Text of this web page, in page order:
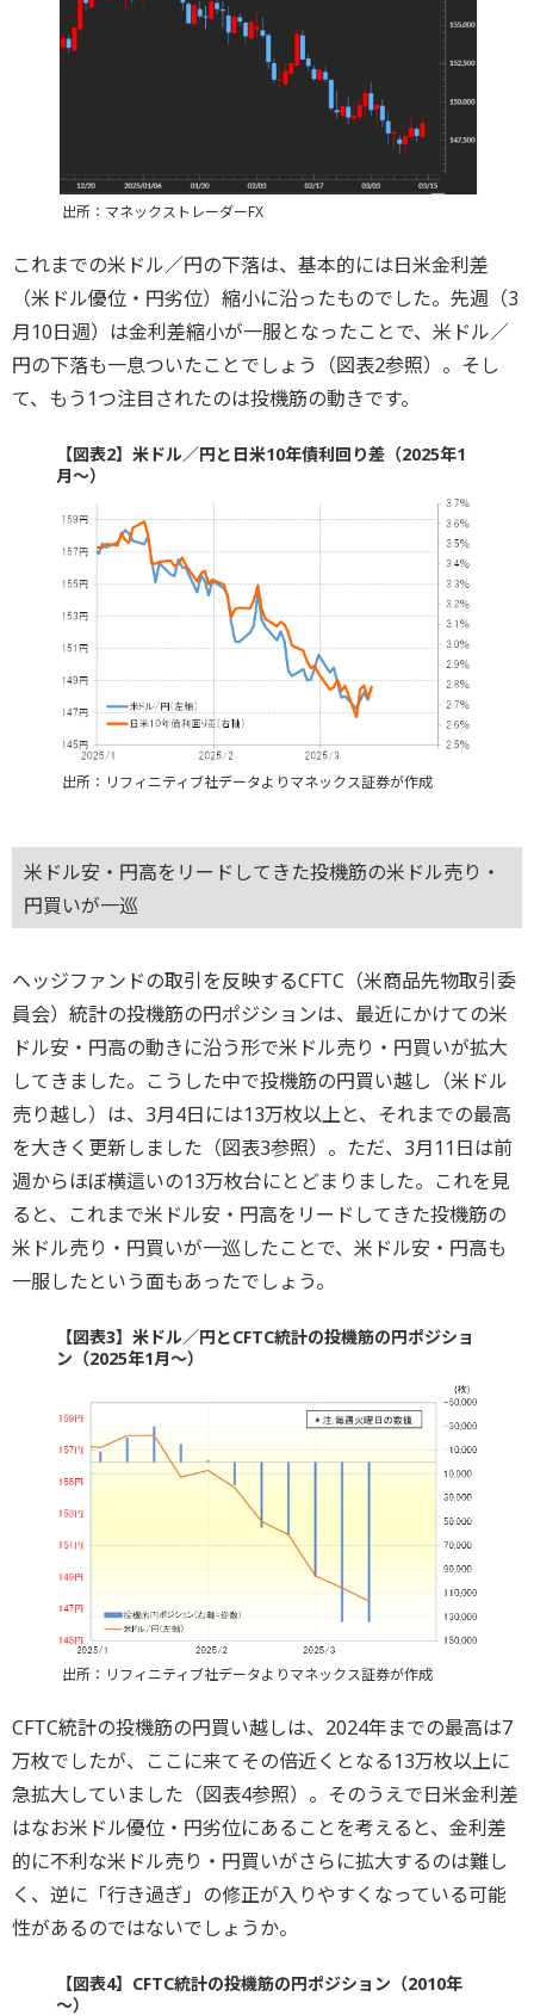
出所：マネックストレーダーFX
これまでの米ドル／円の下落は、基本的には日米金利差
（米ドル優位・円劣位）縮小に沿ったものでした。先週（3
月10日週）は金利差縮小が一服となったことで、米ドル／
円の下落も一息ついたことでしょう（図表2参照）。そし
て、もう1つ注目されたのは投機筋の動きです。
【図表2】米ドル／円と日米10年債利回り差（2025年1
月～）
出所：リフィニティブ社データよりマネックス証券が作成
米ドル安・円高をリードしてきた投機筋の米ドル売り・
円買いが一巡
ヘッジファンドの取引を反映するCFTC（米商品先物取引委
員会）統計の投機筋の円ポジションは、最近にかけての米
ドル安・円高の動きに沿う形で米ドル売り・円買いが拡大
してきました。こうした中で投機筋の円買い越し（米ドル
売り越し）は、3月4日には13万枚以上と、それまでの最高
を大きく更新しました（図表3参照）。ただ、3月11日は前
週からほぼ横這いの13万枚台にとどまりました。これを見
ると、これまで米ドル安・円高をリードしてきた投機筋の
米ドル売り・円買いが一巡したことで、米ドル安・円高も
一服したという面もあったでしょう。
【図表3】米ドル／円とCFTC統計の投機筋の円ポジショ
ン（2025年1月～）
出所：リフィニティブ社データよりマネックス証券が作成
CFTC統計の投機筋の円買い越しは、2024年までの最高は7
万枚でしたが、ここに来てその倍近くとなる13万枚以上に
急拡大していました（図表4参照）。そのうえで日米金利差
はなお米ドル優位・円劣位にあることを考えると、金利差
的に不利な米ドル売り・円買いがさらに拡大するのは難し
く、逆に「行き過ぎ」の修正が入りやすくなっている可能
性があるのではないでしょうか。
【図表4】CFTC統計の投機筋の円ポジション（2010年
～）